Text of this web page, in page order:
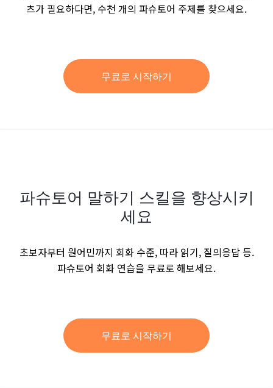
츠가 필요하다면, 수천 개의 파슈토어 주제를 찾으세요.
무료로 시작하기
파슈토어 말하기 스킬을 향상시키
세요
초보자부터 원어민까지 회화 수준, 따라 읽기, 질의응답 등.
파슈토어 회화 연습을 무료로 해보세요.
무료로 시작하기